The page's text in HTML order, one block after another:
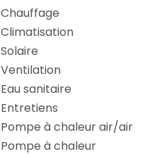
Chauffage
Climatisation
Solaire
Ventilation
Eau sanitaire
Entretiens
Pompe à chaleur air/air
Pompe à chaleur